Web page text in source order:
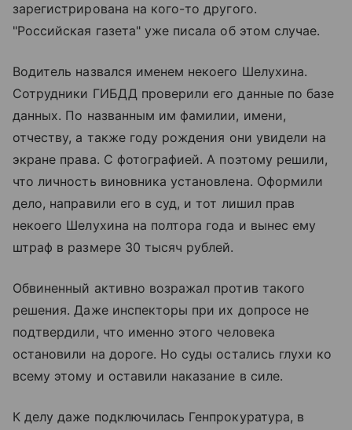
зарегистрирована на кого-то другого.
"Российская газета" уже писала об этом случае.
Водитель назвался именем некоего Шелухина.
Сотрудники ГИБДД проверили его данные по базе
данных. По названным им фамилии, имени,
отчеству, а также году рождения они увидели на
экране права. С фотографией. А поэтому решили,
что личность виновника установлена. Оформили
дело, направили его в суд, и тот лишил прав
некоего Шелухина на полтора года и вынес ему
штраф в размере 30 тысяч рублей.
Обвиненный активно возражал против такого
решения. Даже инспекторы при их допросе не
подтвердили, что именно этого человека
остановили на дороге. Но суды остались глухи ко
всему этому и оставили наказание в силе.
К делу даже подключилась Генпрокуратура, в